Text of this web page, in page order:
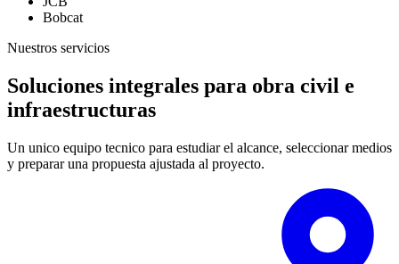
Bobcat
Nuestros servicios
Soluciones integrales para obra civil e
infraestructuras
Un unico equipo tecnico para estudiar el alcance, seleccionar medios
y preparar una propuesta ajustada al proyecto.